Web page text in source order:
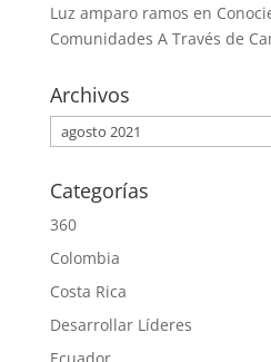
Luz amparo ramos en
Comunidades A Través de
Archivos
Archivos
Categorías
360
Colombia
Costa Rica
Desarrollar Líderes